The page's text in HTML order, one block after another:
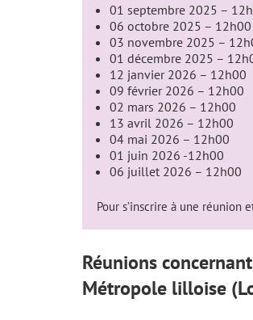
01 septembre 2025 –
06 octobre 2025 – 12h00
03 novembre 2025 –
01 décembre 2025 –
12 janvier 2026 – 12h00
09 février 2026 – 12h00
02 mars 2026 – 12h00
13 avril 2026 – 12h00
04 mai 2026 – 12h00
01 juin 2026 -12h00
06 juillet 2026 – 12h00
Pour s’inscrire à une réunion
Réunions
Métropole lilloise